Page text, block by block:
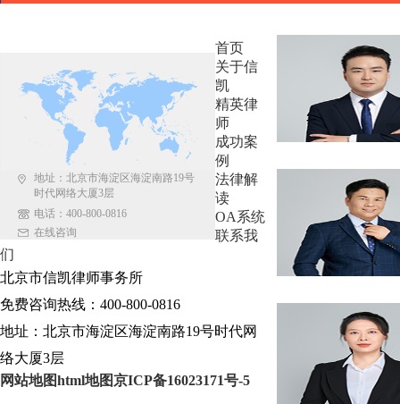
地址：北京市海淀区海淀南路19号
时代网络大厦3层
电话：400-800-0816
在线咨询
首页
关于信
凯
精英律
师
成功案
例
法律解
读
OA系统
联系我
们
北京市信凯律师事务所
免费咨询热线：400-800-0816
地址：北京市海淀区海淀南路19号时代网
络大厦3层
网站地图html地图京ICP备16023171号-5